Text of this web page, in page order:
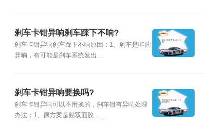
刹车卡钳异响刹车踩下不响?
刹车卡钳异响刹车踩下不响原因：1、刹车是咔的
异响，有可能是刹车系统发出...
刹车卡钳异响要换吗?
刹车卡钳异响可以不用换的，刹车钳有异响处理
办法：1、原方案是贴双面胶，...